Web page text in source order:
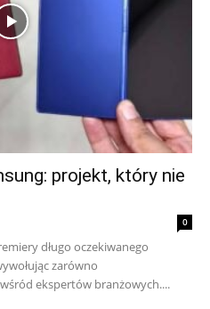
projekt, który nie
0
długo oczekiwanego
zarówno
ekspertów branżowych....